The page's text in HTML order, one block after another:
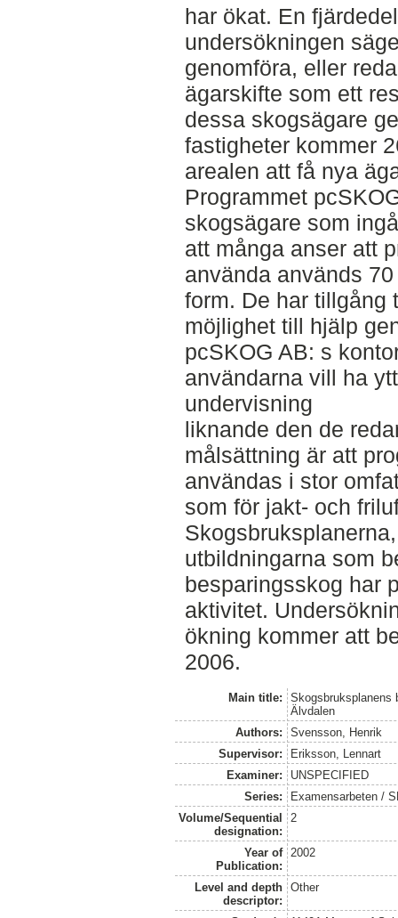
har ökat. En
undersökningen
genomföra, eller
ägarskifte som ett
dessa skogsägare
fastigheter kommer
arealen att få nya
Programmet
skogsägare som
att många anser att
använda används
form. De har tillgång
möjlighet till hjälp
pcSKOG AB: s
användarna vill ha
undervisning
liknande den de
målsättning är att
användas i stor
som för jakt- och
utbildningarna som
besparingsskog har
aktivitet.
ökning kommer att
2006.
Main title:
Skogsbruksplanens
Älvdalen
Authors:
Svensson, Henrik
Supervisor:
Eriksson, Lennart
Examiner:
UNSPECIFIED
Series:
Examensarbeten /
Volume/Sequential
designation:
2
Year of
Publication:
2002
Level and depth
descriptor:
Other